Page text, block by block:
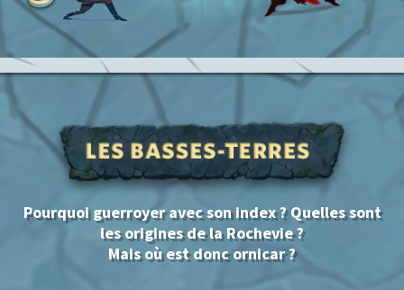
Pourquoi guerroyer avec son index ? Quelles sont
les origines de la Rochevie ?
Mais où est donc ornicar ?